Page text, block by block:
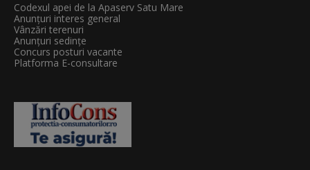
Codexul apei de la Apaserv Satu Mare
Anunțuri interes general
Vânzări terenuri
Anunțuri sedințe
Concurs posturi vacante
Platforma E-consultare